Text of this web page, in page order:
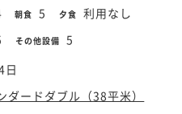
朝食 5 夕食 利用なし
その他設備 5
日
ダードダブル（38平米）